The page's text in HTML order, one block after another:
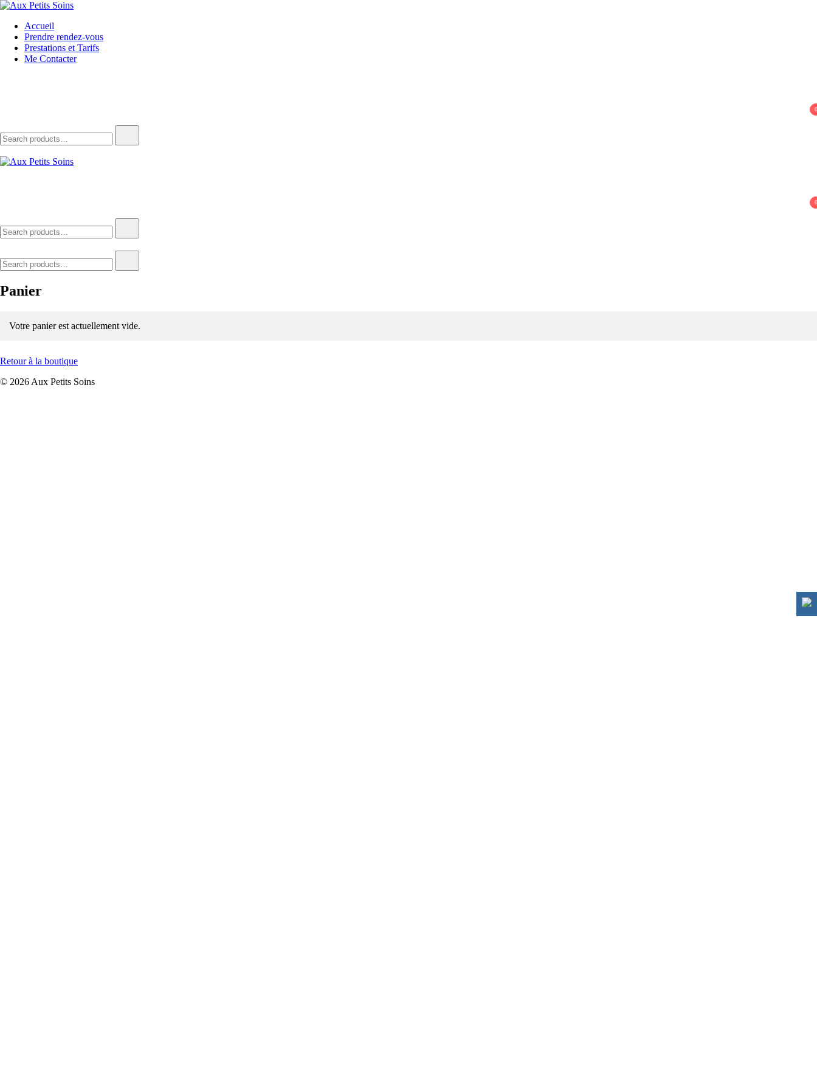
Skip
content
Aux Petits Soins
La beauté vient à vous
Accueil
Prendre rendez-vous
Prestations et Tarifs
Me Contacter
0
for:
0
for:
for:
Panier
Votre panier est actuellement vide.
Retour à la boutique
© 2026 Aux Petits Soins